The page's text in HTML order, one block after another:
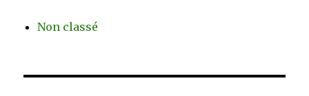
Non classé